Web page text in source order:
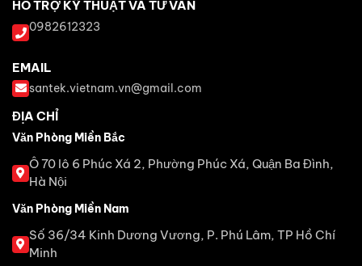
HỖ TRỢ KỸ THUẬT VÀ TƯ VẤN
0982612323
EMAIL
santek.vietnam.vn@gmail.com
ĐỊA CHỈ
Văn Phòng Miền Bắc
Ô 70 lô 6 Phúc Xá 2, Phường Phúc Xá, Quận Ba Đình,
Hà Nội
Văn Phòng Miền Nam
Số 36/34 Kinh Dương Vương, P. Phú Lâm, TP Hồ Chí
Minh